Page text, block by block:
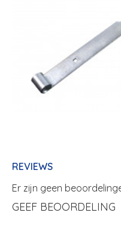
REVIEWS
Er zijn geen
GEEF BEOORDELING